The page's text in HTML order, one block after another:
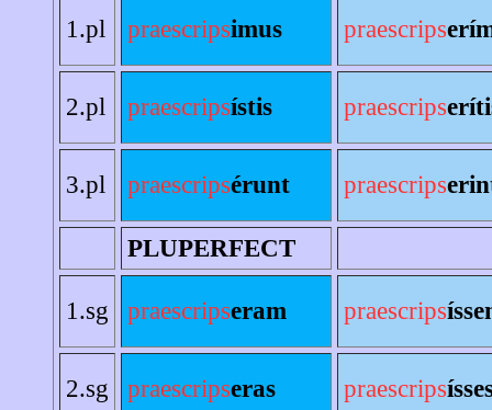
1.pl praescripsimus praescrips
2.pl praescripsístis praescrips
3.pl praescripsérunt praescrips
PLUPERFECT
1.sg praescripseram praescrips
2.sg praescripseras praescrips